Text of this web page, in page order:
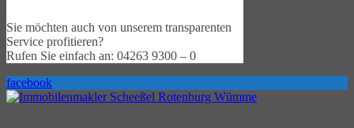
Sie möchten auch von unserem transparenten
Service profitieren?
Rufen Sie einfach an: 04263 9300 – 0
facebook